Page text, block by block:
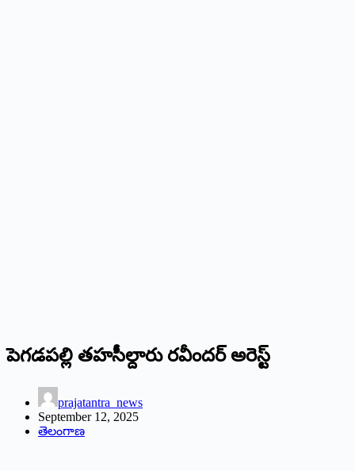
పెగడపల్లి తహసీల్దారు రవీందర్‌ అరెస్ట్‌
prajatantra_news
September 12, 2025
తెలంగాణ